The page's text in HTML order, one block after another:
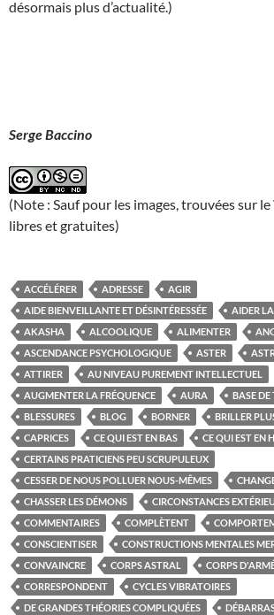
désormais plus d’actualité.)
Serge Baccino
(Note : Sauf pour les images, trouvées sur
libres et gratuites)
ACCÉLÉRER ADRESSE
AGIR
AIDE BIENVEILLANTE ET DÉSINTÉRESSÉE
AIDER
AKASHA
ALCOOLIQUE ALIMENTER
ASCENDANCE PSYCHOLOGIQUE
ASTER
ATTIRER
AU NIVEAU PUREMENT INTELLECTUEL
AUGMENTER LA FRÉQUENCE
AURA
BASE DE
BLESSURES
BLOG BORNER BRILLER
CAPRICES
CE QUI EST EN BAS
CE QUI EST EN
CERTAINS PRATICIENS PEU SCRUPULEUX
CESSER DE NOUS POLLUER NOUS-MÊMES
CHASSER LES DÉMONS
CIRCONSTANCES
COMMENTAIRES
COMPLÈTENT
CONSCIENTISER
CONSTRUCTIONS MENTALES
CONVAINCRE
CORPS ASTRAL
CORPS
CORRESPONDENT
CYCLES VIBRATOIRES
DE GRANDES THÉORIES COMPLIQUÉES